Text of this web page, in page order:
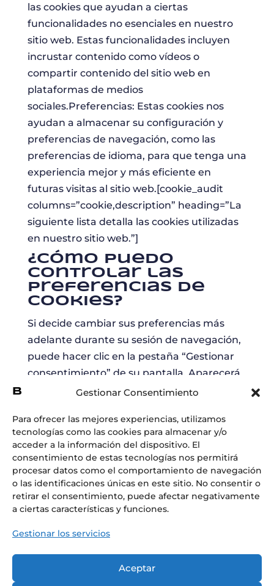
Gestionar Consentimiento
Para ofrecer las mejores experiencias, utilizamos
tecnologías como las cookies para almacenar y/o
acceder a la información del dispositivo. El
consentimiento de estas tecnologías nos permitirá
procesar datos como el comportamiento de navegación
o las identificaciones únicas en este sitio. No consentir o
retirar el consentimiento, puede afectar negativamente
a ciertas características y funciones.
Gestionar los servicios
Aceptar
las cookies que ayudan a ciertas
funcionalidades no esenciales en nuestro
sitio web. Estas funcionalidades incluyen
incrustar contenido como vídeos o
compartir contenido del sitio web en
plataformas de medios
sociales.Preferencias: Estas cookies nos
ayudan a almacenar su configuración y
preferencias de navegación, como las
preferencias de idioma, para que tenga una
experiencia mejor y más eficiente en
futuras visitas al sitio web.[cookie_audit
columns=”cookie,description” heading=”La
siguiente lista detalla las cookies utilizadas
en nuestro sitio web.”]
¿Cómo puedo
controlar las
preferencias de
cookies?
Si decide cambiar sus preferencias más
adelante durante su sesión de navegación,
puede hacer clic en la pestaña “Gestionar
consentimiento” de su pantalla. Aparecerá
de nuevo el aviso de consentimiento, que le
su consentimiento por completo.Además,
los distintos navegadores ofrecen
diferentes métodos para bloquear y
eliminar las cookies utilizadas por los sitios
web. Puede cambiar la configuración de su
navegador para bloquear o eliminar las
sobre cómo gestionar y eliminar las cookies,
visite wikipedia.org,
www.allaboutcookies.org.